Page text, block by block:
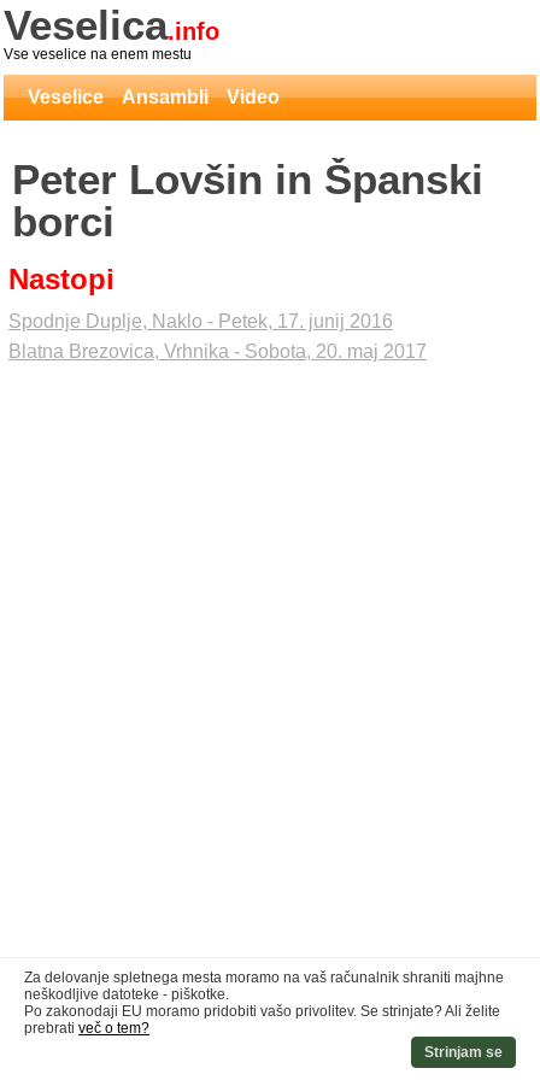
Veselica.info
Vse veselice na enem mestu
Veselice Ansambli Video
Peter Lovšin in Španski
borci
Nastopi
Spodnje Duplje, Naklo - Petek, 17. junij 2016
Blatna Brezovica, Vrhnika - Sobota, 20. maj 2017
Za delovanje spletnega mesta moramo na vaš računalnik shraniti majhne
neškodljive datoteke - piškotke.
Po zakonodaji EU moramo pridobiti vašo privolitev. Se strinjate? Ali želite
prebrati več o tem?
Strinjam se